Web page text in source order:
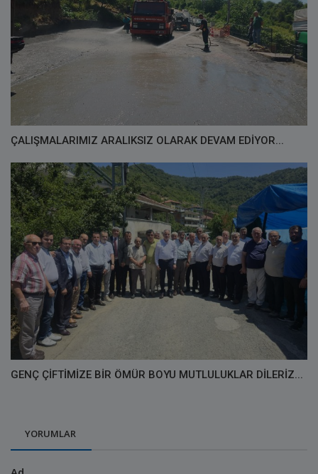
ÇALIŞMALARIMIZ ARALIKSIZ OLARAK DEVAM EDİYOR...
GENÇ ÇİFTİMİZE BİR ÖMÜR BOYU MUTLULUKLAR DİLERİZ...
YORUMLAR